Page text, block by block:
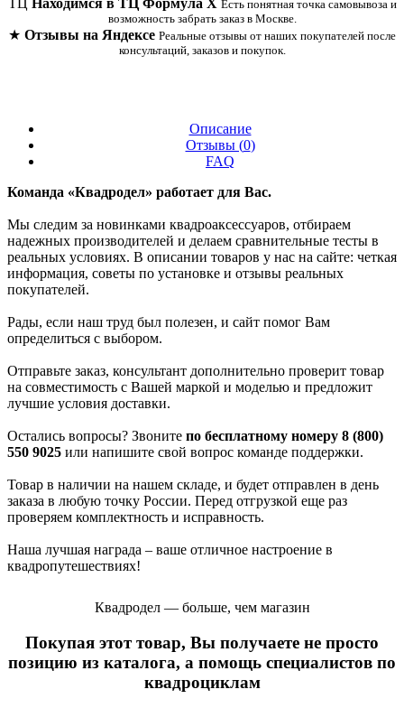
Находимся в ТЦ Формула Х Есть понятная точка самовывоза и
возможность забрать заказ в Москве.
★ Отзывы на Яндексе Реальные отзывы от наших покупателей после
консультаций, заказов и покупок.
Описание
Отзывы (0)
FAQ
Команда «Квадродел» работает для Вас.
Мы следим за новинками квадроаксессуаров, отбираем
надежных производителей и делаем сравнительные тесты в
реальных условиях. В описании товаров у нас на сайте: четкая
информация, советы по установке и отзывы реальных
покупателей.
Рады, если наш труд был полезен, и сайт помог Вам
определиться с выбором.
Отправьте заказ, консультант дополнительно проверит товар
на совместимость с Вашей маркой и моделью и предложит
лучшие условия доставки.
Остались вопросы? Звоните по бесплатному номеру 8 (800)
550 9025 или напишите свой вопрос команде поддержки.
Товар в наличии на нашем складе, и будет отправлен в день
заказа в любую точку России. Перед отгрузкой еще раз
проверяем комплектность и исправность.
Наша лучшая награда – ваше отличное настроение в
квадропутешествиях!
Квадродел — больше, чем магазин
Покупая этот товар, Вы получаете не просто
позицию из каталога, а помощь специалистов по
квадроциклам